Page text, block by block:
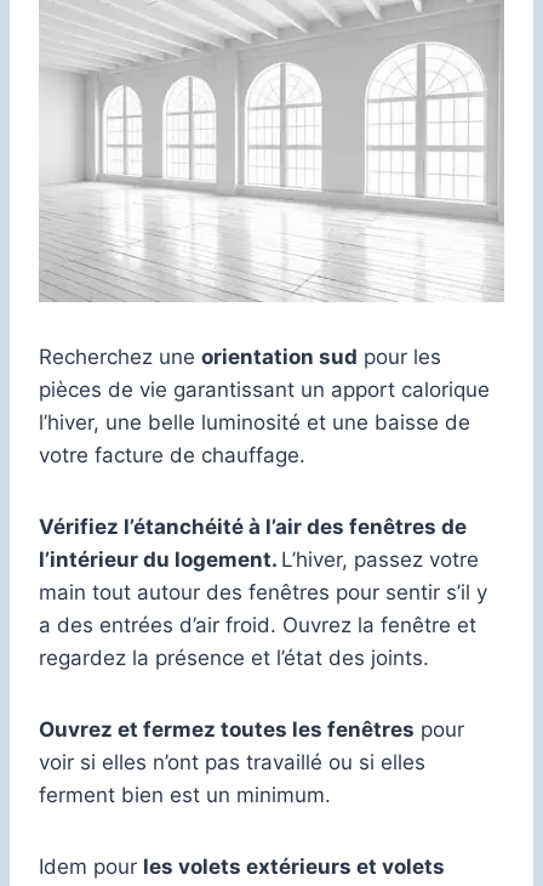
Recherchez une orientation sud pour les
pièces de vie garantissant un apport calorique
l’hiver, une belle luminosité et une baisse de
votre facture de chauffage.
Vérifiez l’étanchéité à l’air des fenêtres de
l’intérieur du logement. L’hiver, passez votre
main tout autour des fenêtres pour sentir s’il y
a des entrées d’air froid. Ouvrez la fenêtre et
regardez la présence et l’état des joints.
Ouvrez et fermez toutes les fenêtres pour
voir si elles n’ont pas travaillé ou si elles
ferment bien est un minimum.
Idem pour les volets extérieurs et volets